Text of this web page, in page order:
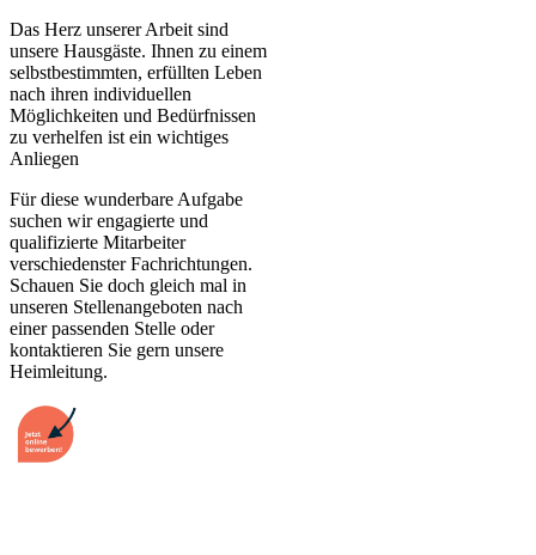
Das Herz unserer Arbeit sind
unsere Hausgäste. Ihnen zu einem
selbstbestimmten, erfüllten Leben
nach ihren individuellen
Möglichkeiten und Bedürfnissen
zu verhelfen ist ein wichtiges
Anliegen
Für diese wunderbare Aufgabe
suchen wir engagierte und
qualifizierte Mitarbeiter
verschiedenster Fachrichtungen.
Schauen Sie doch gleich mal in
unseren Stellenangeboten nach
einer passenden Stelle oder
kontaktieren Sie gern unsere
Heimleitung.